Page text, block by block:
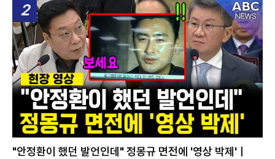
2
"안정환이 했던 발언인데" 정몽규 면전에 '영상 박제'ㅣ